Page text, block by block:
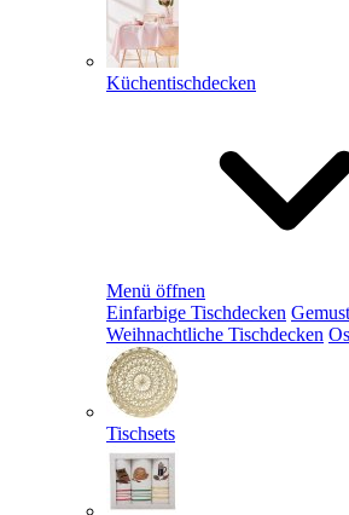
Küchentischdecken
Menü öffnen
Einfarbige Tischdecken
Weihnachtliche Tischdecken
Tischsets